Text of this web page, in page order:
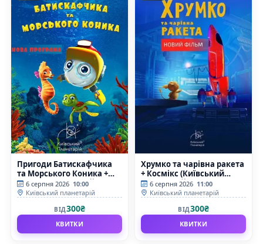
Пригоди Батискафчика
та Морського Коника +
Космікс (Київський
планетарій)
6 серпня 2026 10:00
Київський планетарій
ВІД300₴
КВИТКИ
Хрумко та чарівна ракета
+ Космікс (Київський
планетарій)
6 серпня 2026 11:00
Київський планетарій
ВІД300₴
КВИТКИ